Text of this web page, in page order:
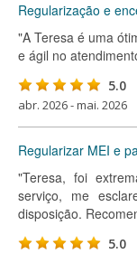
Regularização e
"A Teresa é uma
e ágil no
5.0
abr. 2026 - mai. 2026
Regularizar MEI e
"Teresa, foi
serviço, me
disposição.
5.0